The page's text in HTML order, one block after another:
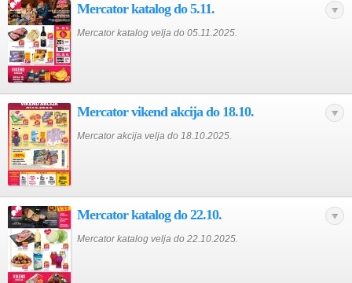
Mercator katalog do 5.11.
Mercator katalog velja do 05.11.2025.
Mercator vikend akcija do 18.10.
Mercator akcija velja do 18.10.2025.
Mercator katalog do 22.10.
Mercator katalog velja do 22.10.2025.